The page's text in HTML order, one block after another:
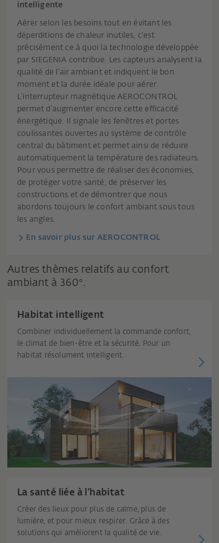
intelligente
Aérer selon les besoins tout en évitant les
déperditions de chaleur inutiles, c'est
précisément ce à quoi la technologie développée
par SIEGENIA contribue. Les capteurs analysent la
qualité de l’air ambiant et indiquent le bon
moment et la durée idéale pour aérer.
L’interrupteur magnétique AEROCONTROL
permet d’augmenter encore cette efficacité
énergétique. Il signale les fenêtres et portes
coulissantes ouvertes au système de contrôle
central du bâtiment et permet ainsi de réduire
automatiquement la température des radiateurs.
Pour vous permettre de réaliser des économies,
de protéger votre santé, de préserver les
constructions et de démontrer que nous
abordons toujours le confort ambiant sous tous
les angles.
En savoir plus sur AEROCONTROL
Autres thèmes relatifs au confort
ambiant à 360°.
Habitat intelligent
Combiner individuellement la commande confort,
le climat de bien-être et la sécurité. Pour un
habitat résolument intelligent.
La santé liée à l’habitat
Créer des lieux pour plus de calme, plus de
lumière, et pour mieux respirer. Grâce à des
solutions qui améliorent la qualité de vie.